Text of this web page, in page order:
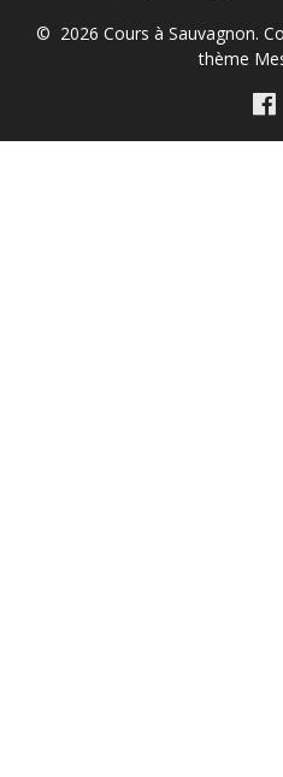
© 2026 Cours à Sauvagnon.
thème